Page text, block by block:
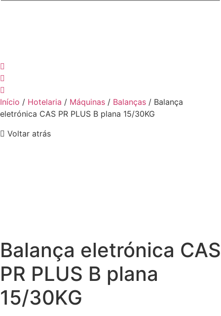
Início / Hotelaria / Máquinas / Balanças / Balança
eletrónica CAS PR PLUS B plana 15/30KG
Voltar atrás
Balança eletrónica CAS
PR PLUS B plana
15/30KG